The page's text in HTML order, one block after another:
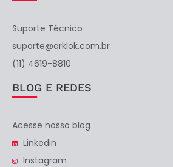
Suporte Técnico
suporte@arklok.com.br
(11) 4619-8810
BLOG E REDES
Acesse nosso blog
Linkedin
Instagram